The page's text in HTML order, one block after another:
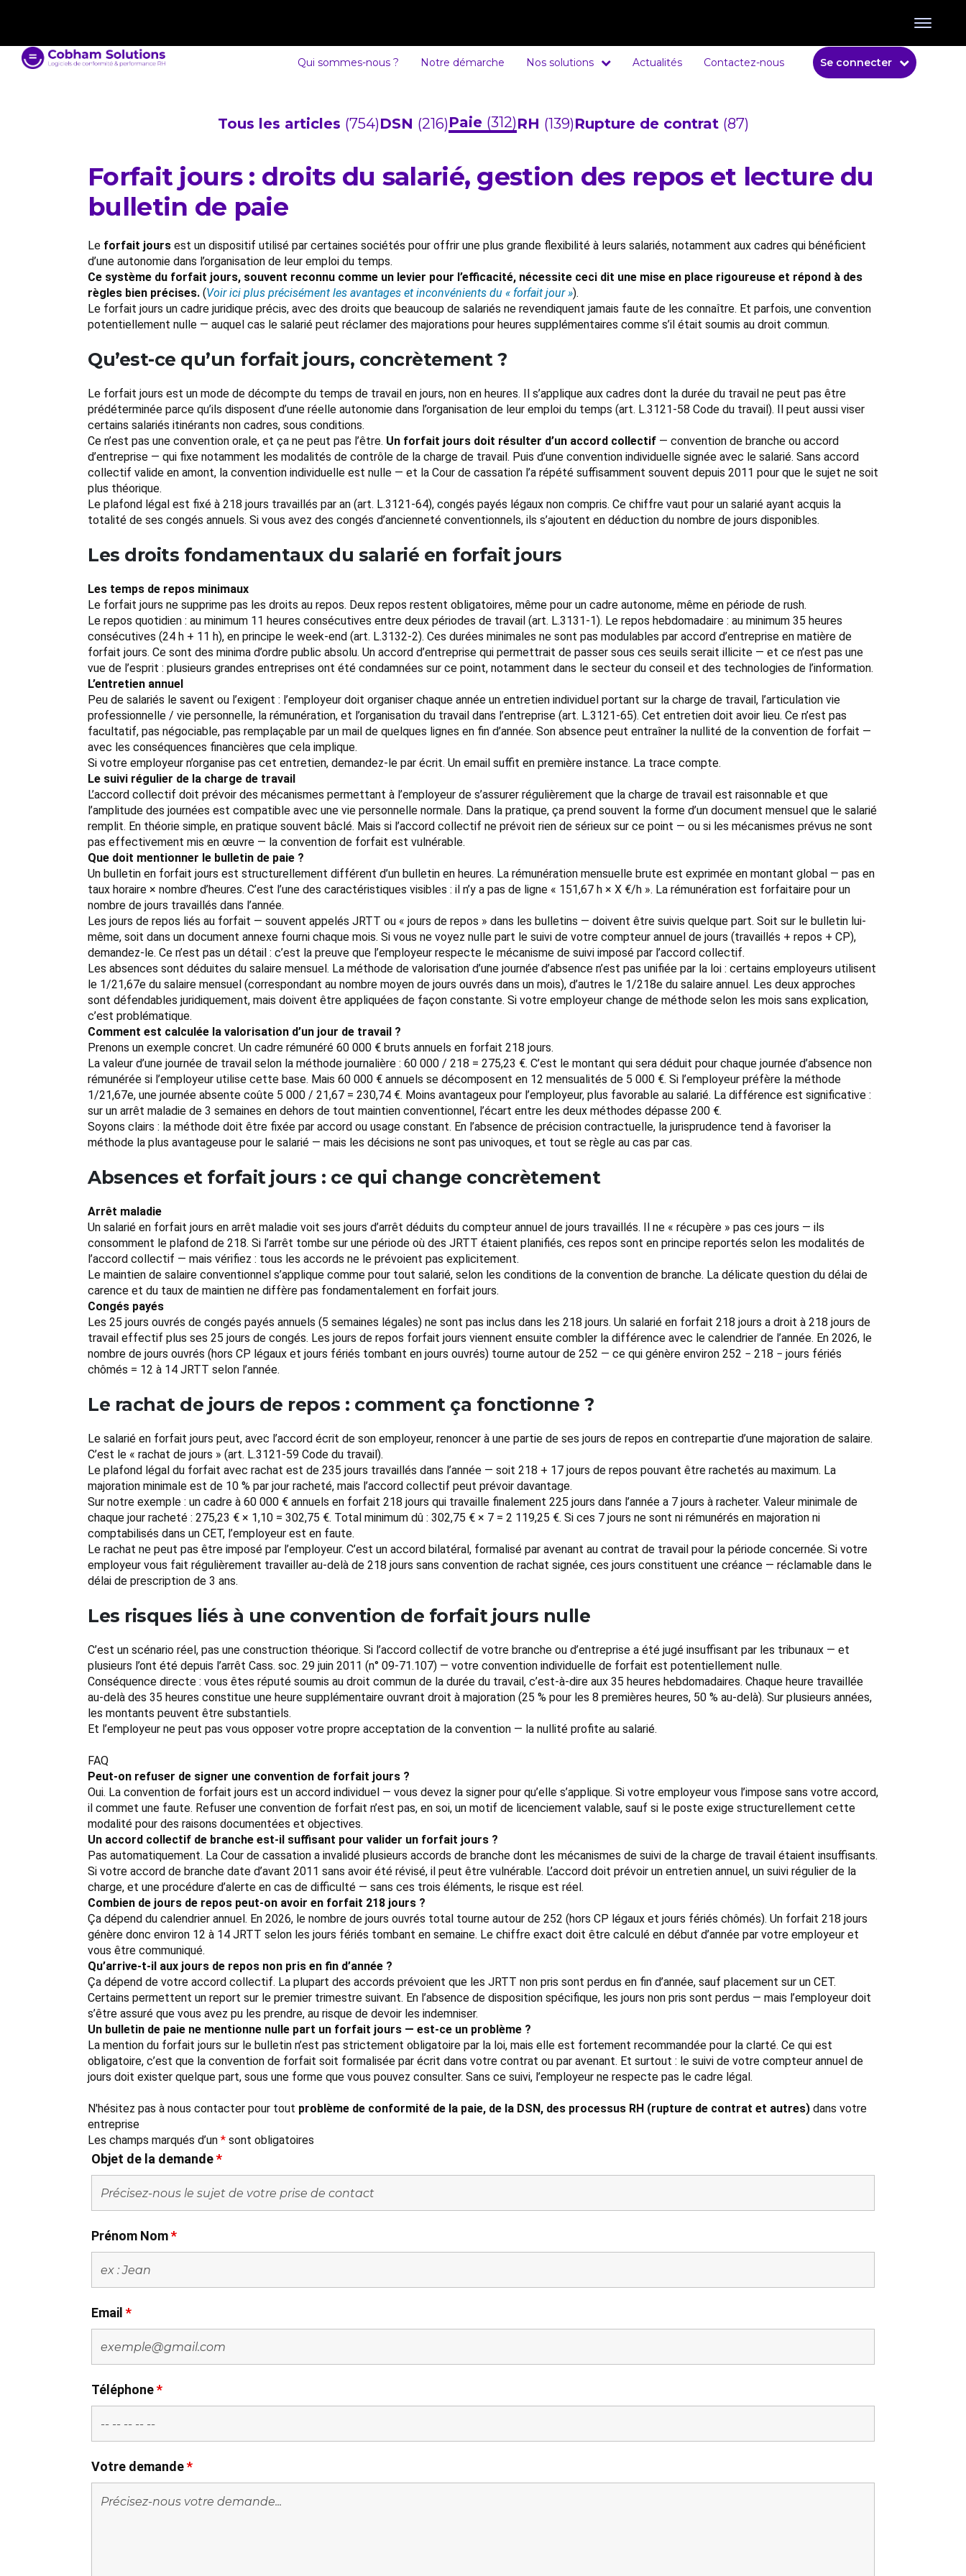
Qui sommes-nous ? Notre démarche Nos solutions Actualités Contactez-nous Se connecter
Tous les articles (754)DSN (216)Paie (312)RH (139)Rupture de contrat (87)
Forfait jours : droits du salarié, gestion des repos et lecture du
bulletin de paie
Le forfait jours est un dispositif utilisé par certaines sociétés pour offrir une plus grande flexibilité à leurs salariés, notamment aux cadres qui bénéficient
d’une autonomie dans l’organisation de leur emploi du temps.
Ce système du forfait jours, souvent reconnu comme un levier pour l’efficacité, nécessite ceci dit une mise en place rigoureuse et répond à des
règles bien précises. (Voir ici plus précisément les avantages et inconvénients du « forfait jour »).
Le forfait jours un cadre juridique précis, avec des droits que beaucoup de salariés ne revendiquent jamais faute de les connaître. Et parfois, une convention
potentiellement nulle — auquel cas le salarié peut réclamer des majorations pour heures supplémentaires comme s’il était soumis au droit commun.
Qu’est-ce qu’un forfait jours, concrètement ?
Le forfait jours est un mode de décompte du temps de travail en jours, non en heures. Il s’applique aux cadres dont la durée du travail ne peut pas être
prédéterminée parce qu’ils disposent d’une réelle autonomie dans l’organisation de leur emploi du temps (art. L.3121-58 Code du travail). Il peut aussi viser
certains salariés itinérants non cadres, sous conditions.
Ce n’est pas une convention orale, et ça ne peut pas l’être. Un forfait jours doit résulter d’un accord collectif — convention de branche ou accord
d’entreprise — qui fixe notamment les modalités de contrôle de la charge de travail. Puis d’une convention individuelle signée avec le salarié. Sans accord
collectif valide en amont, la convention individuelle est nulle — et la Cour de cassation l’a répété suffisamment souvent depuis 2011 pour que le sujet ne soit
plus théorique.
Le plafond légal est fixé à 218 jours travaillés par an (art. L.3121-64), congés payés légaux non compris. Ce chiffre vaut pour un salarié ayant acquis la
totalité de ses congés annuels. Si vous avez des congés d’ancienneté conventionnels, ils s’ajoutent en déduction du nombre de jours disponibles.
Les droits fondamentaux du salarié en forfait jours
Les temps de repos minimaux
Le forfait jours ne supprime pas les droits au repos. Deux repos restent obligatoires, même pour un cadre autonome, même en période de rush.
Le repos quotidien : au minimum 11 heures consécutives entre deux périodes de travail (art. L.3131-1). Le repos hebdomadaire : au minimum 35 heures
consécutives (24 h + 11 h), en principe le week-end (art. L.3132-2). Ces durées minimales ne sont pas modulables par accord d’entreprise en matière de
forfait jours. Ce sont des minima d’ordre public absolu. Un accord d’entreprise qui permettrait de passer sous ces seuils serait illicite — et ce n’est pas une
vue de l’esprit : plusieurs grandes entreprises ont été condamnées sur ce point, notamment dans le secteur du conseil et des technologies de l’information.
L’entretien annuel
Peu de salariés le savent ou l’exigent : l’employeur doit organiser chaque année un entretien individuel portant sur la charge de travail, l’articulation vie
professionnelle / vie personnelle, la rémunération, et l’organisation du travail dans l’entreprise (art. L.3121-65). Cet entretien doit avoir lieu. Ce n’est pas
facultatif, pas négociable, pas remplaçable par un mail de quelques lignes en fin d’année. Son absence peut entraîner la nullité de la convention de forfait —
avec les conséquences financières que cela implique.
Si votre employeur n’organise pas cet entretien, demandez-le par écrit. Un email suffit en première instance. La trace compte.
Le suivi régulier de la charge de travail
L’accord collectif doit prévoir des mécanismes permettant à l’employeur de s’assurer régulièrement que la charge de travail est raisonnable et que
l’amplitude des journées est compatible avec une vie personnelle normale. Dans la pratique, ça prend souvent la forme d’un document mensuel que le salarié
remplit. En théorie simple, en pratique souvent bâclé. Mais si l’accord collectif ne prévoit rien de sérieux sur ce point — ou si les mécanismes prévus ne sont
pas effectivement mis en œuvre — la convention de forfait est vulnérable.
Que doit mentionner le bulletin de paie ?
Un bulletin en forfait jours est structurellement différent d’un bulletin en heures. La rémunération mensuelle brute est exprimée en montant global — pas en
taux horaire × nombre d’heures. C’est l’une des caractéristiques visibles : il n’y a pas de ligne « 151,67 h × X €/h ». La rémunération est forfaitaire pour un
nombre de jours travaillés dans l’année.
Les jours de repos liés au forfait — souvent appelés JRTT ou « jours de repos » dans les bulletins — doivent être suivis quelque part. Soit sur le bulletin lui-
même, soit dans un document annexe fourni chaque mois. Si vous ne voyez nulle part le suivi de votre compteur annuel de jours (travaillés + repos + CP),
demandez-le. Ce n’est pas un détail : c’est la preuve que l’employeur respecte le mécanisme de suivi imposé par l’accord collectif.
Les absences sont déduites du salaire mensuel. La méthode de valorisation d’une journée d’absence n’est pas unifiée par la loi : certains employeurs utilisent
le 1/21,67e du salaire mensuel (correspondant au nombre moyen de jours ouvrés dans un mois), d’autres le 1/218e du salaire annuel. Les deux approches
sont défendables juridiquement, mais doivent être appliquées de façon constante. Si votre employeur change de méthode selon les mois sans explication,
c’est problématique.
Comment est calculée la valorisation d’un jour de travail ?
Prenons un exemple concret. Un cadre rémunéré 60 000 € bruts annuels en forfait 218 jours.
La valeur d’une journée de travail selon la méthode journalière : 60 000 / 218 = 275,23 €. C’est le montant qui sera déduit pour chaque journée d’absence non
rémunérée si l’employeur utilise cette base. Mais 60 000 € annuels se décomposent en 12 mensualités de 5 000 €. Si l’employeur préfère la méthode
1/21,67e, une journée absente coûte 5 000 / 21,67 = 230,74 €. Moins avantageux pour l’employeur, plus favorable au salarié. La différence est significative :
sur un arrêt maladie de 3 semaines en dehors de tout maintien conventionnel, l’écart entre les deux méthodes dépasse 200 €.
Soyons clairs : la méthode doit être fixée par accord ou usage constant. En l’absence de précision contractuelle, la jurisprudence tend à favoriser la
méthode la plus avantageuse pour le salarié — mais les décisions ne sont pas univoques, et tout se règle au cas par cas.
Absences et forfait jours : ce qui change concrètement
Arrêt maladie
Un salarié en forfait jours en arrêt maladie voit ses jours d’arrêt déduits du compteur annuel de jours travaillés. Il ne « récupère » pas ces jours — ils
consomment le plafond de 218. Si l’arrêt tombe sur une période où des JRTT étaient planifiés, ces repos sont en principe reportés selon les modalités de
l’accord collectif — mais vérifiez : tous les accords ne le prévoient pas explicitement.
Le maintien de salaire conventionnel s’applique comme pour tout salarié, selon les conditions de la convention de branche. La délicate question du délai de
carence et du taux de maintien ne diffère pas fondamentalement en forfait jours.
Congés payés
Les 25 jours ouvrés de congés payés annuels (5 semaines légales) ne sont pas inclus dans les 218 jours. Un salarié en forfait 218 jours a droit à 218 jours de
travail effectif plus ses 25 jours de congés. Les jours de repos forfait jours viennent ensuite combler la différence avec le calendrier de l’année. En 2026, le
nombre de jours ouvrés (hors CP légaux et jours fériés tombant en jours ouvrés) tourne autour de 252 — ce qui génère environ 252 − 218 − jours fériés
chômés = 12 à 14 JRTT selon l’année.
Le rachat de jours de repos : comment ça fonctionne ?
Le salarié en forfait jours peut, avec l’accord écrit de son employeur, renoncer à une partie de ses jours de repos en contrepartie d’une majoration de salaire.
C’est le « rachat de jours » (art. L.3121-59 Code du travail).
Le plafond légal du forfait avec rachat est de 235 jours travaillés dans l’année — soit 218 + 17 jours de repos pouvant être rachetés au maximum. La
majoration minimale est de 10 % par jour racheté, mais l’accord collectif peut prévoir davantage.
Sur notre exemple : un cadre à 60 000 € annuels en forfait 218 jours qui travaille finalement 225 jours dans l’année a 7 jours à racheter. Valeur minimale de
chaque jour racheté : 275,23 € × 1,10 = 302,75 €. Total minimum dû : 302,75 € × 7 = 2 119,25 €. Si ces 7 jours ne sont ni rémunérés en majoration ni
comptabilisés dans un CET, l’employeur est en faute.
Le rachat ne peut pas être imposé par l’employeur. C’est un accord bilatéral, formalisé par avenant au contrat de travail pour la période concernée. Si votre
employeur vous fait régulièrement travailler au-delà de 218 jours sans convention de rachat signée, ces jours constituent une créance — réclamable dans le
délai de prescription de 3 ans.
Les risques liés à une convention de forfait jours nulle
C’est un scénario réel, pas une construction théorique. Si l’accord collectif de votre branche ou d’entreprise a été jugé insuffisant par les tribunaux — et
plusieurs l’ont été depuis l’arrêt Cass. soc. 29 juin 2011 (n° 09-71.107) — votre convention individuelle de forfait est potentiellement nulle.
Conséquence directe : vous êtes réputé soumis au droit commun de la durée du travail, c’est-à-dire aux 35 heures hebdomadaires. Chaque heure travaillée
au-delà des 35 heures constitue une heure supplémentaire ouvrant droit à majoration (25 % pour les 8 premières heures, 50 % au-delà). Sur plusieurs années,
les montants peuvent être substantiels.
Et l’employeur ne peut pas vous opposer votre propre acceptation de la convention — la nullité profite au salarié.
FAQ
Peut-on refuser de signer une convention de forfait jours ?
Oui. La convention de forfait jours est un accord individuel — vous devez la signer pour qu’elle s’applique. Si votre employeur vous l’impose sans votre accord,
il commet une faute. Refuser une convention de forfait n’est pas, en soi, un motif de licenciement valable, sauf si le poste exige structurellement cette
modalité pour des raisons documentées et objectives.
Un accord collectif de branche est-il suffisant pour valider un forfait jours ?
Pas automatiquement. La Cour de cassation a invalidé plusieurs accords de branche dont les mécanismes de suivi de la charge de travail étaient insuffisants.
Si votre accord de branche date d’avant 2011 sans avoir été révisé, il peut être vulnérable. L’accord doit prévoir un entretien annuel, un suivi régulier de la
charge, et une procédure d’alerte en cas de difficulté — sans ces trois éléments, le risque est réel.
Combien de jours de repos peut-on avoir en forfait 218 jours ?
Ça dépend du calendrier annuel. En 2026, le nombre de jours ouvrés total tourne autour de 252 (hors CP légaux et jours fériés chômés). Un forfait 218 jours
génère donc environ 12 à 14 JRTT selon les jours fériés tombant en semaine. Le chiffre exact doit être calculé en début d’année par votre employeur et
vous être communiqué.
Qu’arrive-t-il aux jours de repos non pris en fin d’année ?
Ça dépend de votre accord collectif. La plupart des accords prévoient que les JRTT non pris sont perdus en fin d’année, sauf placement sur un CET.
Certains permettent un report sur le premier trimestre suivant. En l’absence de disposition spécifique, les jours non pris sont perdus — mais l’employeur doit
s’être assuré que vous avez pu les prendre, au risque de devoir les indemniser.
Un bulletin de paie ne mentionne nulle part un forfait jours — est-ce un problème ?
La mention du forfait jours sur le bulletin n’est pas strictement obligatoire par la loi, mais elle est fortement recommandée pour la clarté. Ce qui est
obligatoire, c’est que la convention de forfait soit formalisée par écrit dans votre contrat ou par avenant. Et surtout : le suivi de votre compteur annuel de
jours doit exister quelque part, sous une forme que vous pouvez consulter. Sans ce suivi, l’employeur ne respecte pas le cadre légal.
N'hésitez pas à nous contacter pour tout problème de conformité de la paie, de la DSN, des processus RH (rupture de contrat et autres) dans votre
entreprise
Les champs marqués d’un * sont obligatoires
Objet de la demande*
Prénom Nom*
Email *
Téléphone*
Votre demande*